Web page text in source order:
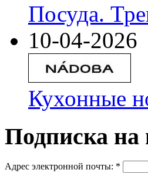
Посуда.
10-04-2026
Кухонные
Подписка на
Адрес электронной почты: *